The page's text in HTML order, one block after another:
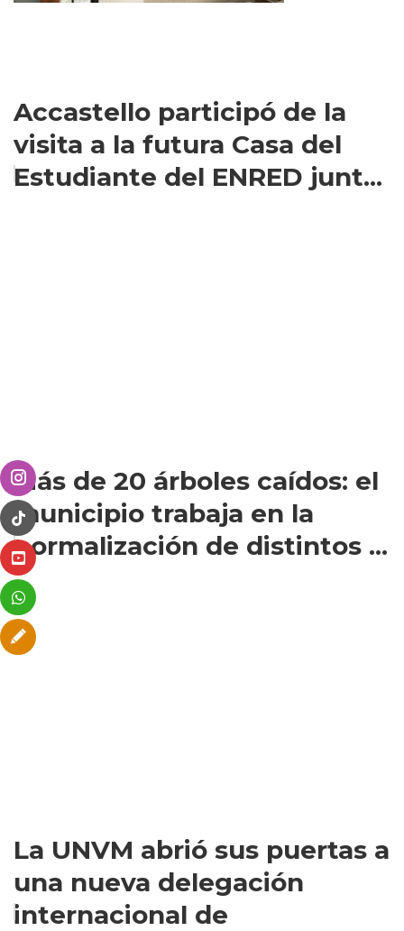
Accastello participó de la
visita a la futura Casa del
Estudiante del ENRED junt...
Más de 20 árboles caídos: el
municipio trabaja en la
normalización de distintos ...
La UNVM abrió sus puertas a
una nueva delegación
internacional de